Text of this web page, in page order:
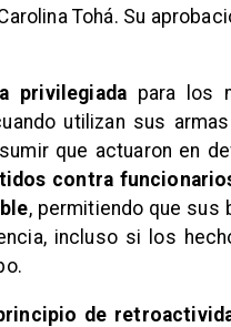
Tohá. Su
privilegiada para los
utilizan sus
que actuaron en
contra
, permitiendo que sus
incluso si los
de